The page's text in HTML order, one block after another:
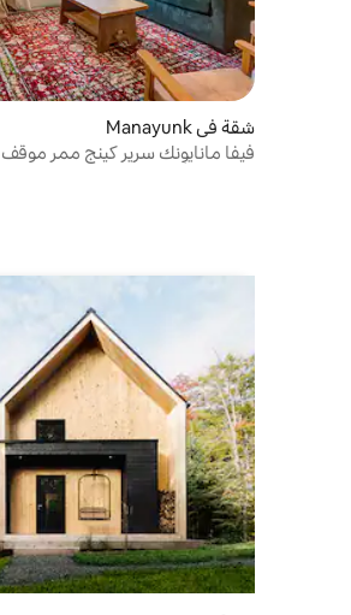
شقة في Manayunk
فيفا مانايونك سرير كينج ممر